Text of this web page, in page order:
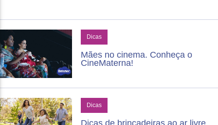
Dicas
Mães no cinema. Conheça o
CineMaterna!
Dicas